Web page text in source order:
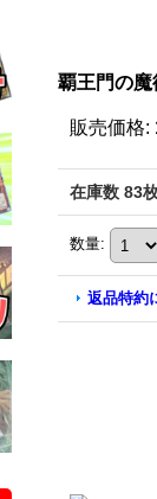
覇王門の魔
販売価格:
在庫数 83
数量:
返品特約